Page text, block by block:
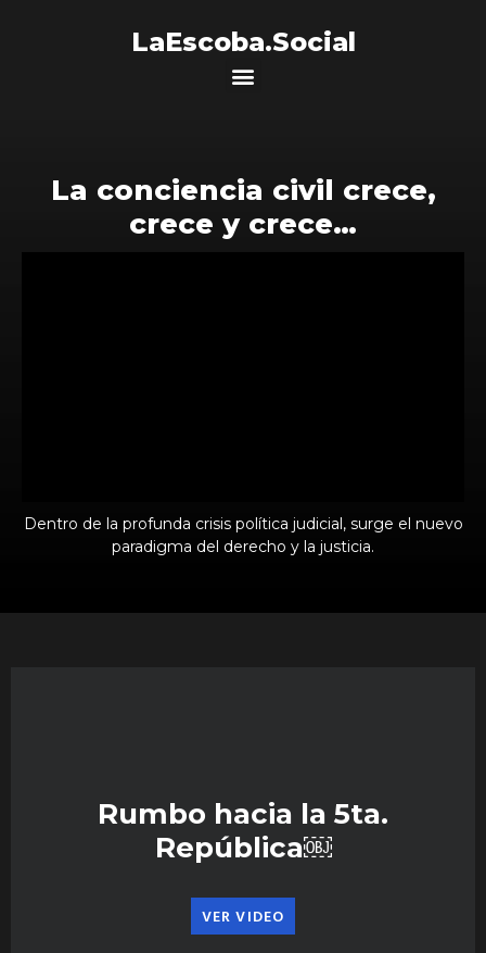
LaEscoba.Social
La conciencia civil crece,
crece y crece…
Dentro de la profunda crisis política judicial, surge el nuevo
paradigma del derecho y la justicia.
Rumbo hacia la 5ta.
República￼
VER VIDEO